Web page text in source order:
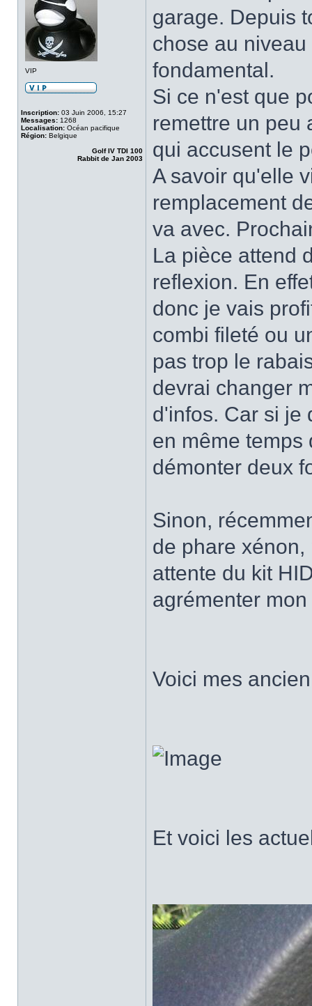
VIP
Inscription: 03 Juin 2006, 15:27
Messages: 1268
Localisation: Océan pacifique
Région: Belgique
Golf IV TDI 100
Rabbit de Jan 2003
garage. Depuis
chose au
fondamental.
Si ce n'est que
remettre un peu
qui accusent le
A savoir qu'elle
remplacement
va avec.
La pièce attend
reflexion. En
donc je vais
combi fileté ou
pas trop le
devrai changer
d'infos. Car si je
en même temps
démonter deux
Sinon,
de phare
attente du kit
agrémenter
Voici mes
Et voici les